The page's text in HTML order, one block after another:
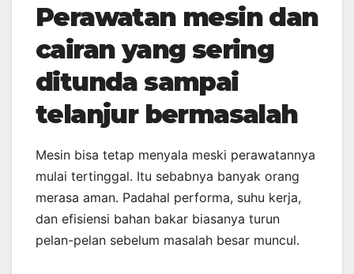
Perawatan mesin dan
cairan yang sering
ditunda sampai
telanjur bermasalah
Mesin bisa tetap menyala meski perawatannya
mulai tertinggal. Itu sebabnya banyak orang
merasa aman. Padahal performa, suhu kerja,
dan efisiensi bahan bakar biasanya turun
pelan-pelan sebelum masalah besar muncul.